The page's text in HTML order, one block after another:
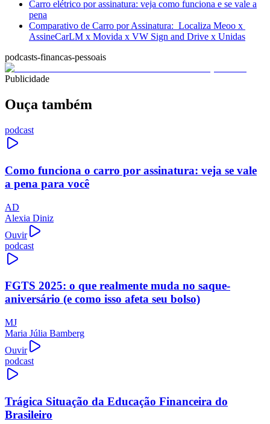
Carro elétrico por assinatura: veja como funciona e se vale a
pena
Comparativo de Carro por Assinatura: Localiza Meoo x
AssineCarLM x Movida x VW Sign and Drive x Unidas
podcasts-financas-pessoais
Publicidade
Ouça também
podcast
Como funciona o carro por assinatura: veja se vale
a pena para você
AD
Alexia Diniz
Ouvir
podcast
FGTS 2025: o que realmente muda no saque-
aniversário (e como isso afeta seu bolso)
MJ
Maria Júlia Bamberg
Ouvir
podcast
Trágica Situação da Educação Financeira do
Brasileiro